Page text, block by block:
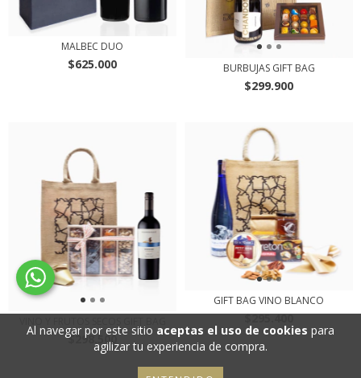
Al navegar por este sitio aceptas el uso de cookies para
agilizar tu experiencia de compra.
MALBEC DUO
$625.000 BURBUJAS GIFT BAG
$299.900
$298.500
GIFT BAG VINO BLANCO
$295.400